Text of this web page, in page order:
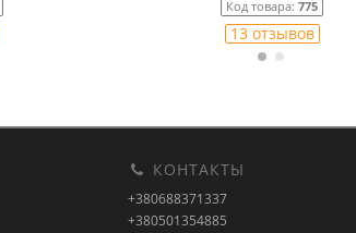
Код товара: 775
13 отзывов
КОНТАКТЫ
+380688371337
+380501354885